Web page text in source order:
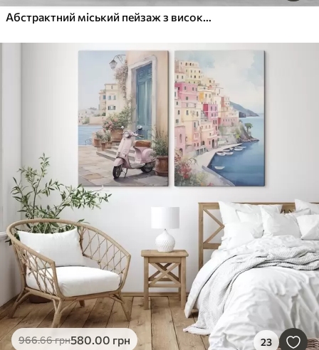
Абстрактний міський пейзаж з високими будівлями у відтінках коричневого, сірого та білого, що відображаються у воді внизу
966.66грн580.00 грн 23